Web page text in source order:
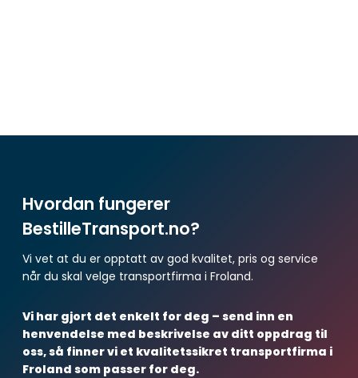
Hvordan fungerer
BestilleTransport.no?
Vi vet at du er opptatt av god kvalitet, pris og service
når du skal velge transportfirma i Froland.
Vi har gjort det enkelt for deg – send inn en
henvendelse med beskrivelse av ditt oppdrag til
oss, så finner vi et kvalitetssikret transportfirma i
Froland som passer for deg.